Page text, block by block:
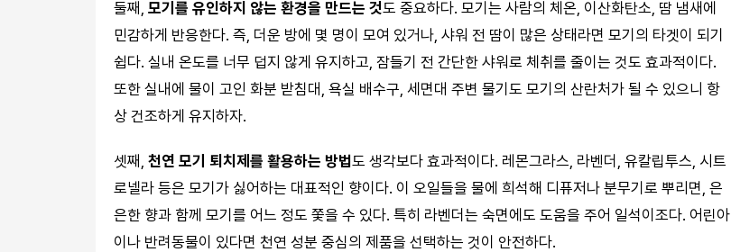
둘째, 모기를 유인하지 않는 환경을 만드는 것도 중요하다. 모기는 사람의 체온, 이산화탄소, 땀 냄새에
민감하게 반응한다. 즉, 더운 방에 몇 명이 모여 있거나, 샤워 전 땀이 많은 상태라면 모기의 타겟이 되기
쉽다. 실내 온도를 너무 덥지 않게 유지하고, 잠들기 전 간단한 샤워로 체취를 줄이는 것도 효과적이다.
또한 실내에 물이 고인 화분 받침대, 욕실 배수구, 세면대 주변 물기도 모기의 산란처가 될 수 있으니 항
상 건조하게 유지하자.
셋째, 천연 모기 퇴치제를 활용하는 방법도 생각보다 효과적이다. 레몬그라스, 라벤더, 유칼립투스, 시트
로넬라 등은 모기가 싫어하는 대표적인 향이다. 이 오일들을 물에 희석해 디퓨저나 분무기로 뿌리면, 은
은한 향과 함께 모기를 어느 정도 쫓을 수 있다. 특히 라벤더는 숙면에도 도움을 주어 일석이조다. 어린아
이나 반려동물이 있다면 천연 성분 중심의 제품을 선택하는 것이 안전하다.